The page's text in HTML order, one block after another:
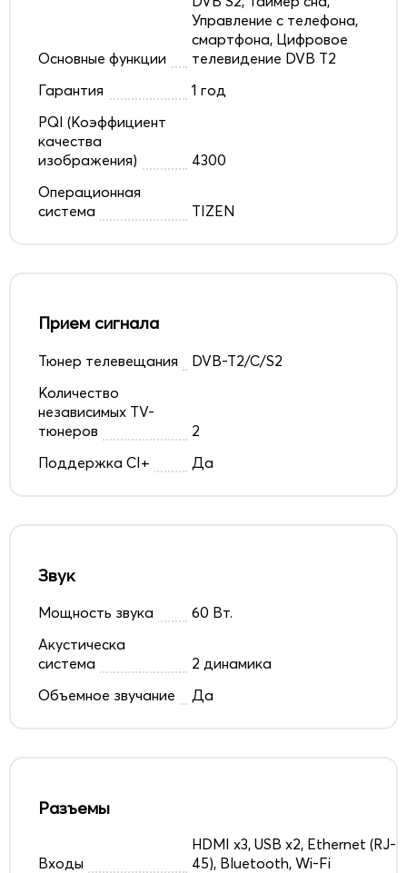
Основные функции
Управление с телефона,
смартфона, Цифровое
телевидение DVB T2
Гарантия
1 год
PQI (Коэффициент
качества
изображения)
4300
Операционная
система
TIZEN
Прием сигнала
Тюнер телевещания
DVB-T2/C/S2
Количество
независимых TV-
тюнеров
2
Поддержка CI+
Да
Звук
Мощность звука
60 Вт.
Акустическа
система
2 динамика
Объемное звучание
Да
Разъемы
Входы
HDMI x3, USB x2, Ethernet (RJ-
45), Bluetooth, Wi-Fi